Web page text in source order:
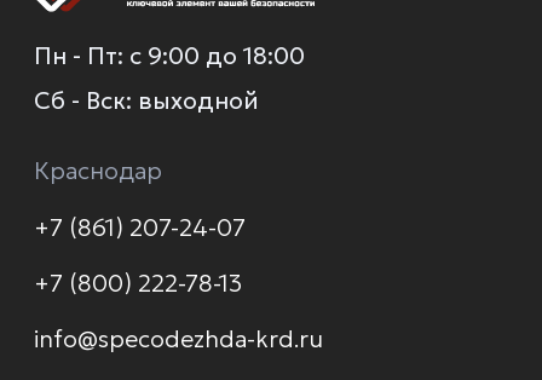
Доставка и оплата
© 2026 Формула защиты